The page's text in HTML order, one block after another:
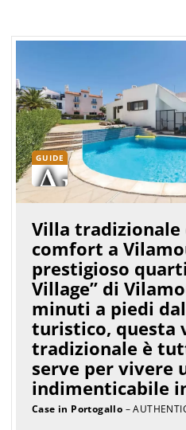
GUIDE
Villa
comfort a
prestigioso
Village” di
minuti a piedi
turistico, questa
tradizionale è
serve per vivere
indimenticabile
Case in Portogallo –